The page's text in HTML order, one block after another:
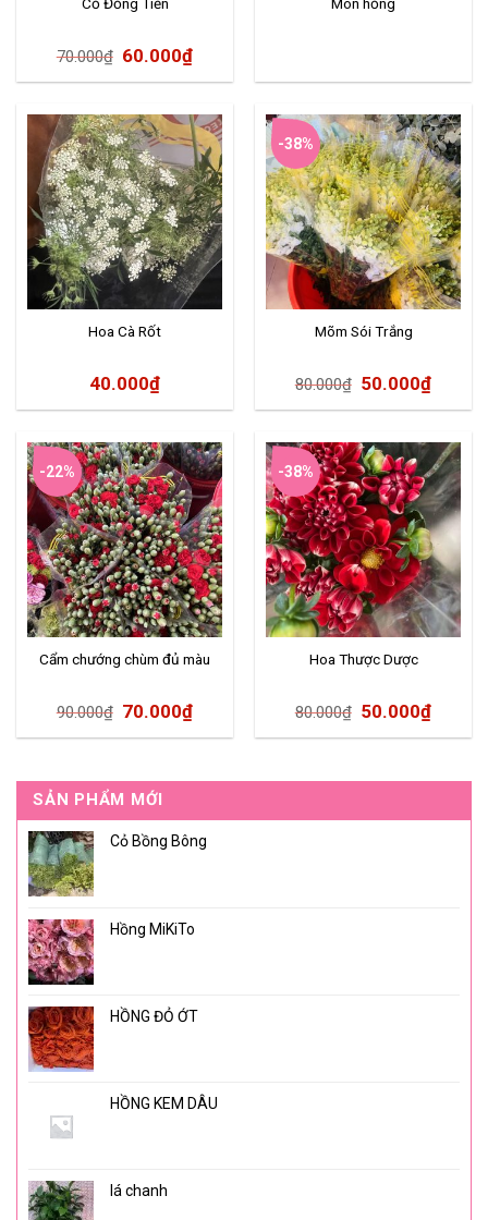
SẢN PHẨM MỚI
Cỏ Bồng Bông
Hồng MiKiTo
HỒNG ĐỎ ỚT
HỒNG KEM DÂU
lá chanh
70.000₫ 60.000₫
Hoa Cà Rốt
40.000₫
-38%
Mõm Sói Trắng
80.000₫ 50.000₫
-22%
Cẩm chướng chùm đủ màu
90.000₫ 70.000₫
-38%
Hoa Thược Dược
80.000₫ 50.000₫